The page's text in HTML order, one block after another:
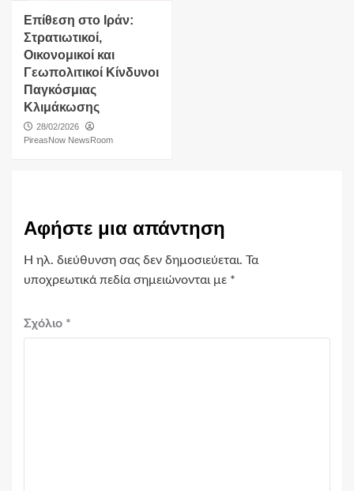
Επίθεση στο Ιράν:
Στρατιωτικοί,
Οικονομικοί και
Γεωπολιτικοί Κίνδυνοι
Παγκόσμιας
Κλιμάκωσης
28/02/2026
PireasNow NewsRoom
Αφήστε μια απάντηση
Η ηλ. διεύθυνση σας δεν δημοσιεύεται. Τα
υποχρεωτικά πεδία σημειώνονται με *
Σχόλιο *